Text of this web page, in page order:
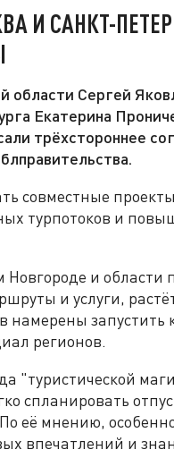
И САНКТ-
Сергей
Екатерина
трёхстороннее
совместные
турпотоков и
и области
и услуги,
намерены
регионов.
"туристической
спланировать
её мнению,
впечатлений и